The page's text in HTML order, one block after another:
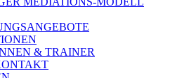
& TRAINER